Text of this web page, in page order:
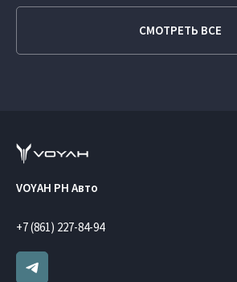
СМОТРЕТЬ ВСЕ
VOYAH РН Авто
+7 (861) 227-84-94